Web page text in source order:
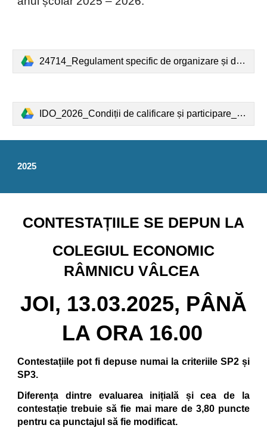
24714_Regulament specific de organizare și desfășurare a Olimpiadei de Limba Germană Modernă.pdf
IDO_2026_Condiții de calificare și participare_RO.pdf
2025
CONTESTAȚIILE SE DEPUN LA
COLEGIUL ECONOMIC
RÂMNICU VÂLCEA
JOI, 13.03.2025, PÂNĂ
LA ORA 16.00
Contestațiile pot fi depuse numai la criteriile SP2 și
SP3.
Diferența dintre evaluarea inițială și cea de la
contestație trebuie să fie mai mare de 3,80 puncte
pentru ca punctajul să fie modificat.